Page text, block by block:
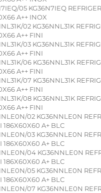
05 KG36N7IEQ
A++ INOX
02 KG36NNL31K
A++ FINI
03 KG36NNL31K
A++ FINI
06 KG36NNL31K
A++ FINI
07 KG36NNL31K
A++ FINI
08 KG36NNL31K
A++ FINI
02 KG36NNLE0N
186X60X60 A+ BLC
03 KG36NNLE0N
186X60X60 A+ BLC
04 KG36NNLE0N
186X60X60 A+ BLC
05 KG36NNLE0N
186X60X60 A+ BLC
07 KG36NNLE0N